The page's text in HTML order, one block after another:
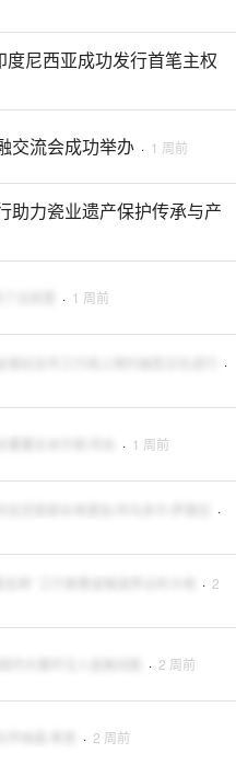
尼西亚成功发行首笔主权
交流会成功举办 · 1 周前
助力瓷业遗产保护传承与产
· 1 周前
·
· 1 周前
·
· 2
· 2 周前
· 2 周前